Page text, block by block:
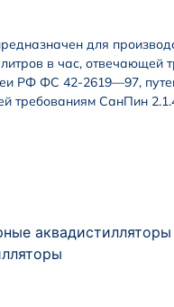
для
в час, отвечающей
РФ ФС 42-2619—97,
требованиям СанПин
аквадистилляторы